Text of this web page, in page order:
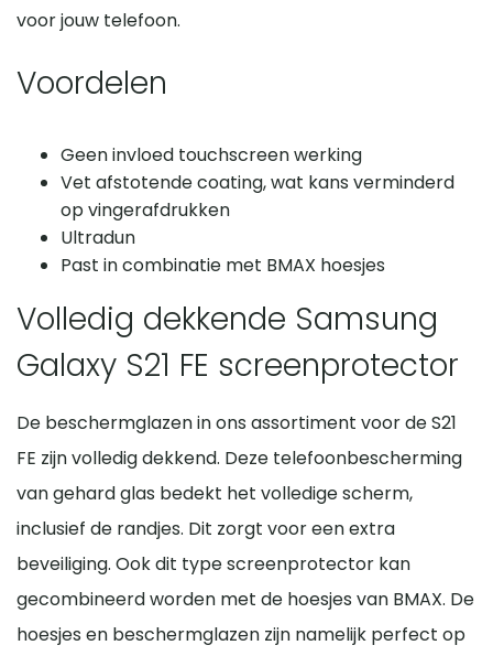
voor jouw telefoon.
Voordelen
Geen invloed touchscreen werking
Vet afstotende coating, wat kans verminderd
op vingerafdrukken
Ultradun
Past in combinatie met BMAX hoesjes
Volledig dekkende Samsung
Galaxy S21 FE screenprotector
De beschermglazen in ons assortiment voor de S21
FE zijn volledig dekkend. Deze telefoonbescherming
van gehard glas bedekt het volledige scherm,
inclusief de randjes. Dit zorgt voor een extra
beveiliging. Ook dit type screenprotector kan
gecombineerd worden met de hoesjes van BMAX. De
hoesjes en beschermglazen zijn namelijk perfect op